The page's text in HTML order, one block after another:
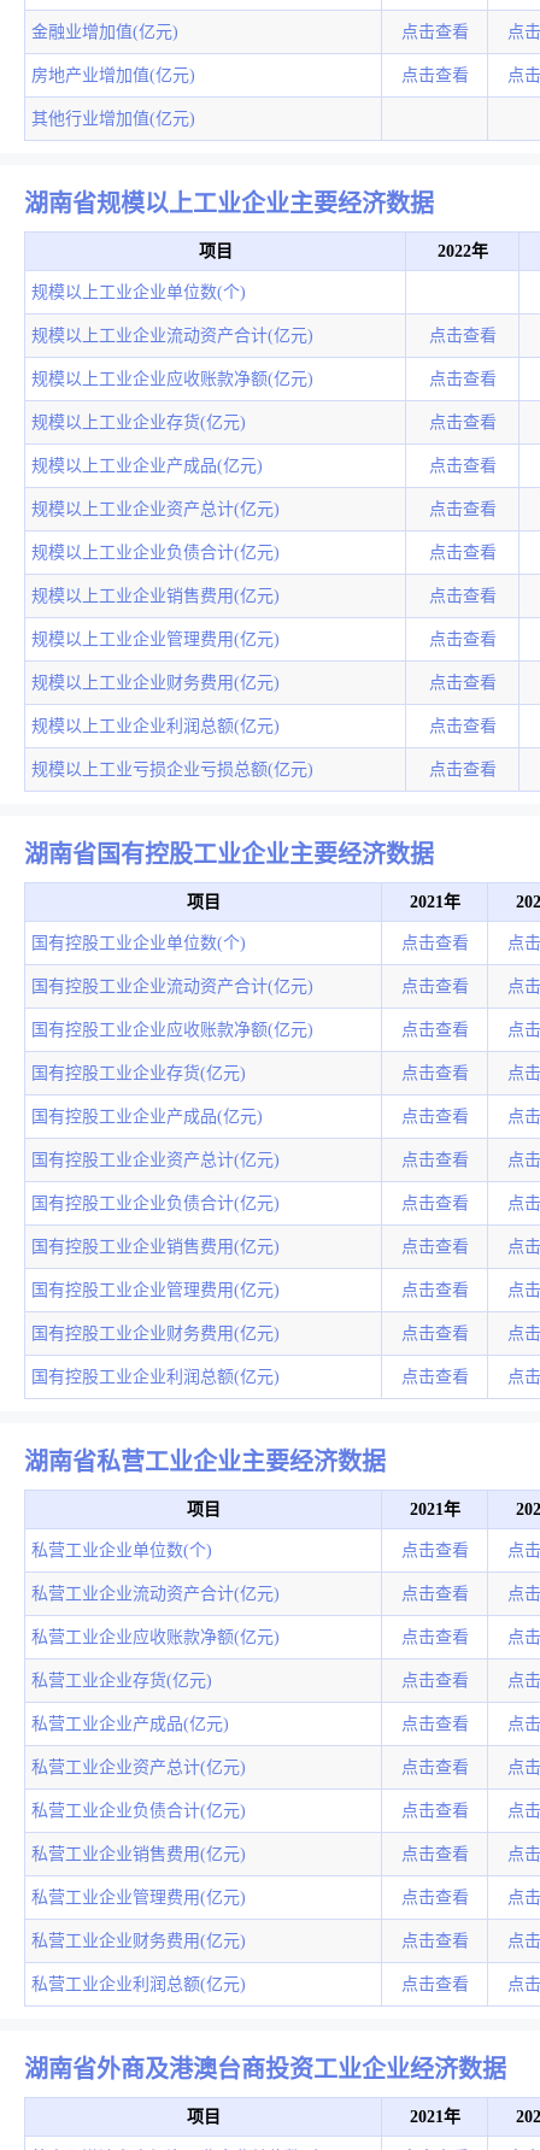
金融业增加值(亿元) 点击查看 点
房地产业增加值(亿元) 点击查看 点
其他行业增加值(亿元)
湖南省规模以上工业企业主要经济数据
项目 2022年
规模以上工业企业单位数(个)
规模以上工业企业流动资产合计(亿元) 点击查看
规模以上工业企业应收账款净额(亿元) 点击查看
规模以上工业企业存货(亿元) 点击查看
规模以上工业企业产成品(亿元) 点击查看
规模以上工业企业资产总计(亿元) 点击查看
规模以上工业企业负债合计(亿元) 点击查看
规模以上工业企业销售费用(亿元) 点击查看
规模以上工业企业管理费用(亿元) 点击查看
规模以上工业企业财务费用(亿元) 点击查看
规模以上工业企业利润总额(亿元) 点击查看
规模以上工业亏损企业亏损总额(亿元) 点击查看
湖南省国有控股工业企业主要经济数据
项目 2021年
国有控股工业企业单位数(个) 点击查看 点
国有控股工业企业流动资产合计(亿元) 点击查看 点
国有控股工业企业应收账款净额(亿元) 点击查看 点
国有控股工业企业存货(亿元) 点击查看 点
国有控股工业企业产成品(亿元) 点击查看 点
国有控股工业企业资产总计(亿元) 点击查看 点
国有控股工业企业负债合计(亿元) 点击查看 点
国有控股工业企业销售费用(亿元) 点击查看 点
国有控股工业企业管理费用(亿元) 点击查看 点
国有控股工业企业财务费用(亿元) 点击查看 点
国有控股工业企业利润总额(亿元) 点击查看 点
湖南省私营工业企业主要经济数据
项目 2021年
私营工业企业单位数(个) 点击查看 点
私营工业企业流动资产合计(亿元) 点击查看 点
私营工业企业应收账款净额(亿元) 点击查看 点
私营工业企业存货(亿元) 点击查看 点
私营工业企业产成品(亿元) 点击查看 点
私营工业企业资产总计(亿元) 点击查看 点
私营工业企业负债合计(亿元) 点击查看 点
私营工业企业销售费用(亿元) 点击查看 点
私营工业企业管理费用(亿元) 点击查看 点
私营工业企业财务费用(亿元) 点击查看 点
私营工业企业利润总额(亿元) 点击查看 点
湖南省外商及港澳台商投资工业企业经济数据
项目 2021年